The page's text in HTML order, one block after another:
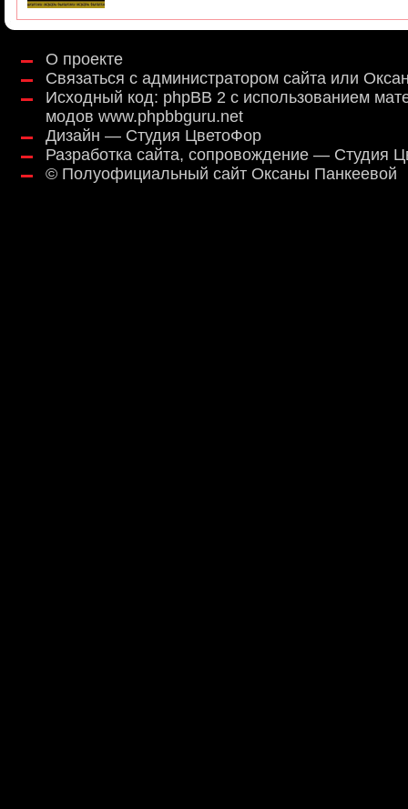
О проекте
Связаться с администратором сайта или
Исходный код: phpBB 2 с использованием
модов www.phpbbguru.net
Дизайн — Студия ЦветоФор
Разработка сайта, сопровождение — Студия
© Полуофициальный сайт Оксаны Панкеевой